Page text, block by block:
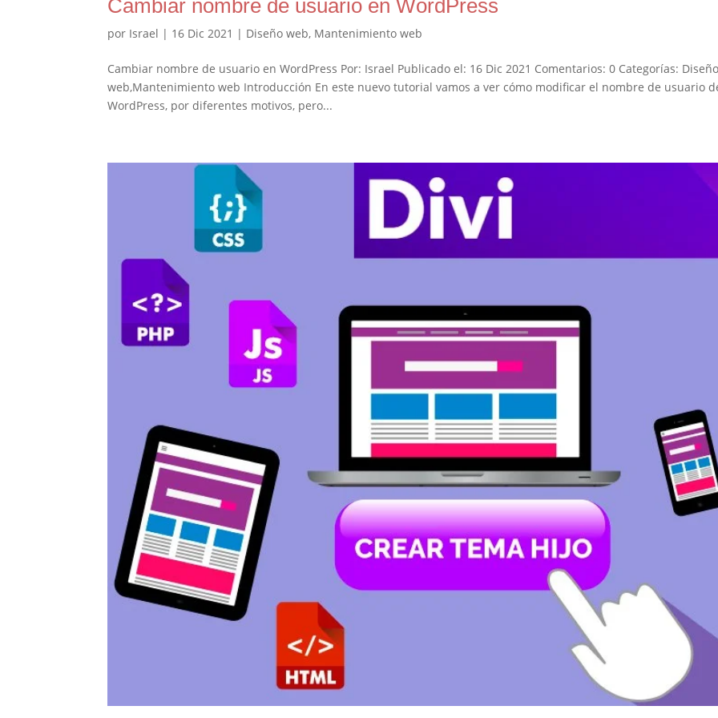
Cambiar nombre de usuario en WordPress
por Israel | 16 Dic 2021 | Diseño web, Mantenimiento web
Cambiar nombre de usuario en WordPress Por: Israel Publicado el: 16 Dic 2021 Comentarios: 0 Categorías:
web,Mantenimiento web Introducción En este nuevo tutorial vamos a ver cómo modificar el nombre de usuario
WordPress, por diferentes motivos, pero...